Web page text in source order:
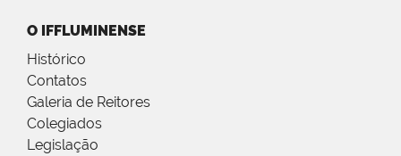
O IFFLUMINENSE
Histórico
Contatos
Galeria de Reitores
Colegiados
Legislação